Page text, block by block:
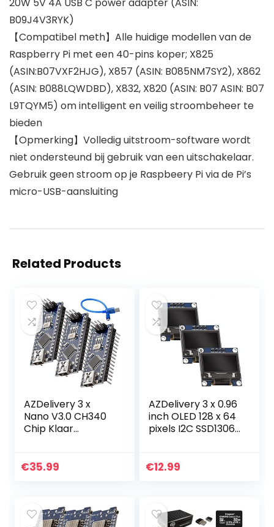
20W 5V 4A USB C power adapter (ASIN:
B09J4V3RYK)
【Compatibel meth】Alle huidige modellen van de
Raspberry Pi met een 40-pins koper; X825
(ASIN:B07VXF2HJG), X857 (ASIN: B085NM7SY2), X862
(ASIN: B088LQWDBD), X832, X820 (ASIN: B07 ASIN: B07
L9TQYM5) om intelligent en veilig stroombeheer te
bieden
【Opmerking】Volledig uitstroom-software wordt
niet ondersteund bij gebruik van een uitschakelaar.
Gebruik geen stroom op je Raspbeery Pi via de Pi’s
micro-USB-aansluiting
Related Products
AZDelivery 3 x
Nano V3.0 CH340
Chip Klaar
met USB-kabel,
€35.99
AZDelivery 3 x 0.96
inch OLED 128 x 64
pixels I2C SSD1306
Arduino en
€12.99